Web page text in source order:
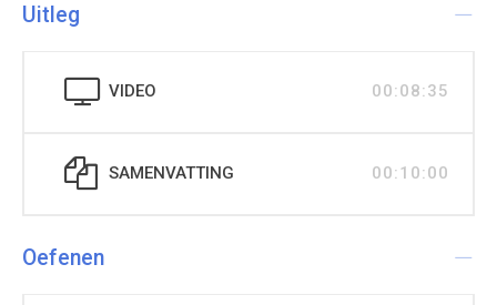
Uitleg
VIDEO 00:08:35
SAMENVATTING 00:10:00
Oefenen